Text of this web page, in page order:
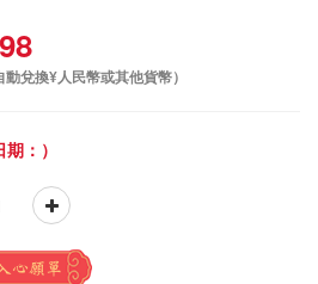
動兌換¥人民幣或其他貨幣）
期：）
心願單